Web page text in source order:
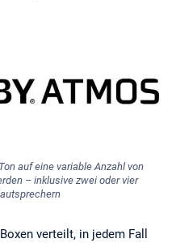
auf eine variable Anzahl von
– inklusive zwei oder vier
verteilt, in jedem Fall